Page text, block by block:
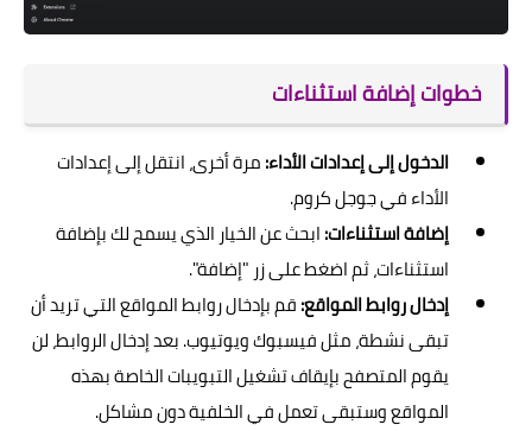
خطوات إضافة استثناءات
الدخول إلى إعدادات الأداء:مرة أخرى، انتقل إلى إعدادات
الأداء في جوجل كروم.
إضافة استثناءات:ابحث عن الخيار الذي يسمح لك بإضافة
استثناءات، ثم اضغط على زر "إضافة".
إدخال روابط المواقع:قم بإدخال روابط المواقع التي تريد أن
تبقى نشطة، مثل فيسبوك ويوتيوب. بعد إدخال الروابط، لن
يقوم المتصفح بإيقاف تشغيل التبويبات الخاصة بهذه
المواقع وستبقى تعمل في الخلفية دون مشاكل.